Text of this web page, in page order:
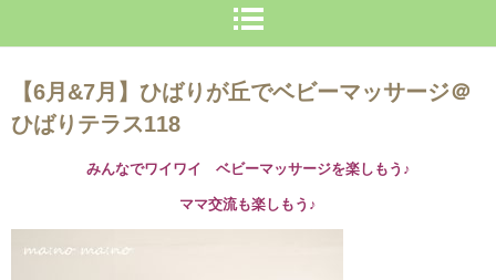
【6月&7月】ひばりが丘でベビーマッサージ＠
ひばりテラス118
みんなでワイワイ ベビーマッサージを楽しもう♪
ママ交流も楽しもう♪